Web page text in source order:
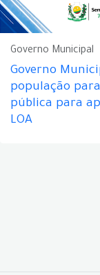
Governo Municipal
Governo
população
pública para
LOA